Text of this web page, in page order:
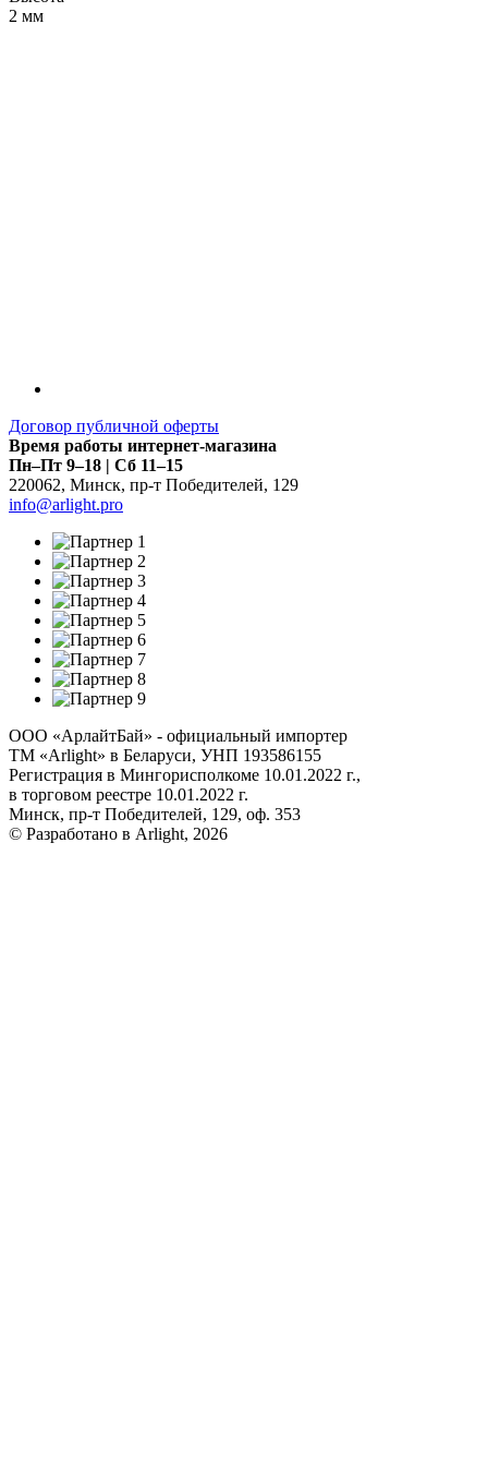
2 мм
Договор публичной оферты
Время работы интернет-магазина
Пн–Пт 9–18 | Сб 11–15
220062, Минск, пр-т Победителей, 129
info@arlight.pro
ООО «АрлайтБай» - официальный импортер
ТМ «Arlight» в Беларуси, УНП 193586155
Регистрация в Мингорисполкоме 10.01.2022 г.,
в торговом реестре 10.01.2022 г.
Минск, пр-т Победителей, 129, оф. 353
© Разработано в Arlight, 2026